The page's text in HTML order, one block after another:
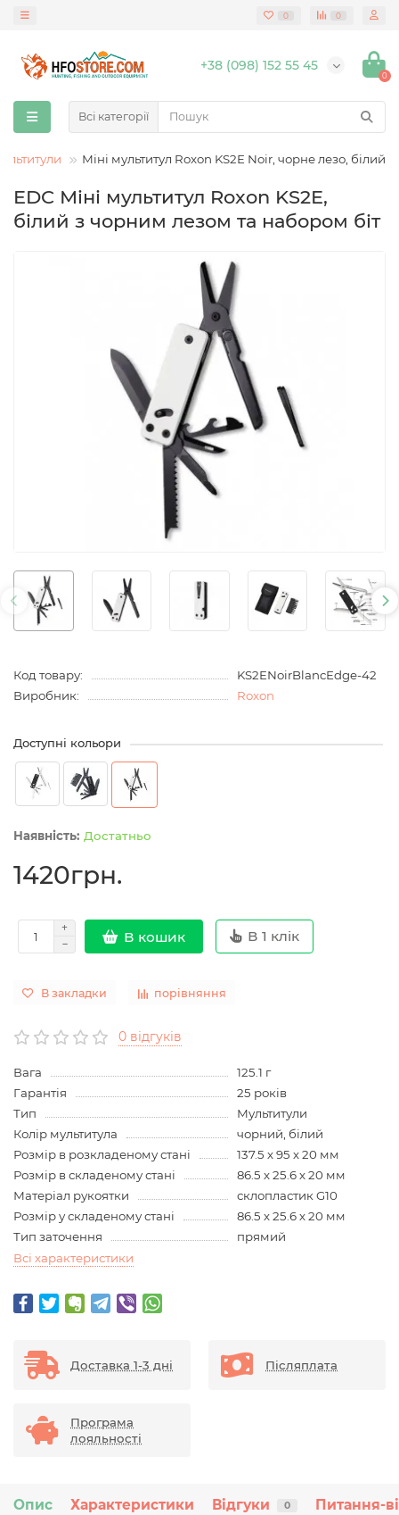
0 0
+38 (098) 152 55 45
0
Всі категорії
Міні мультитул Roxon KS2E Noir, чорне лезо, білий
EDC Міні мультитул Roxon KS2E,
білий з чорним лезом та набором біт
Код товару:
KS2ENoirBlancEdge-42
Виробник:
Roxon
Доступні кольори
Достатньо
1420грн.
В кошик В 1 клік
В закладки порівняння
0 відгуків
Вага
125.1 г
Гарантія
25 років
Тип
Мультитули
Колір мультитула
чорний, білий
Розмір в розкладеному стані
137.5 х 95 х 20 мм
Розмір в складеному стані
86.5 х 25.6 х 20 мм
Матеріал рукоятки
склопластик G10
Розмір у складеному стані
86.5 х 25.6 х 20 мм
Тип заточення
прямий
Всі характеристики
Доставка 1-3 дні Післяплата
Програма
лояльності
Опис Характеристики Відгуки 0 Питання-